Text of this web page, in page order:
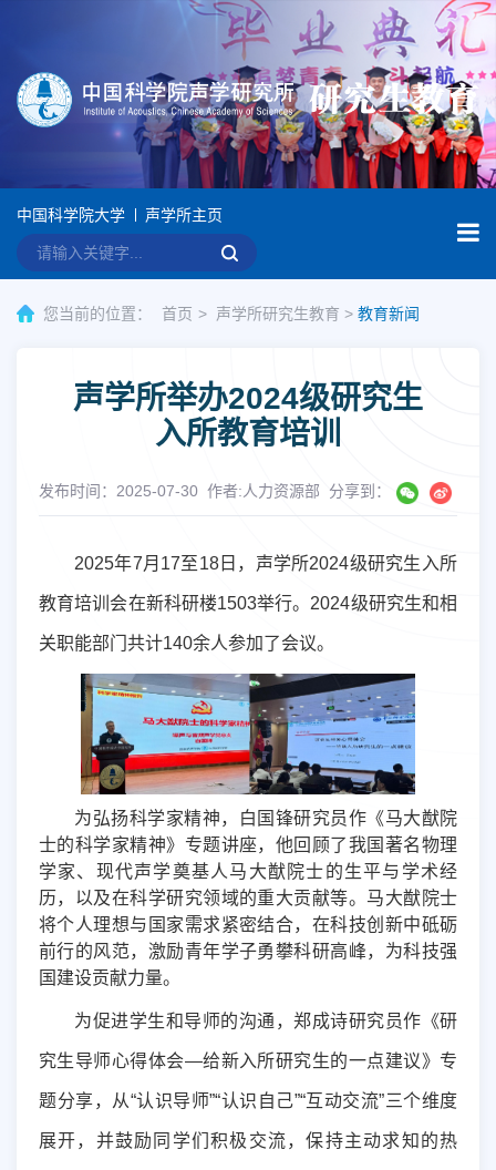
中国科学院大学 声学所主页
您当前的位置： 首页 声学所研究生教育 > 教育新闻
声学所举办2024级研究生
入所教育培训
发布时间：2025-07-30 作者:人力资源部 分享到：
2025年7月 17至18日，声学所2024级研究生入所
教育培训会在新科研楼1503举行。 2024级研究生和相
关职能部门共计140余人参加了会议。
为弘扬科学家精神，白国锋研究员作《马大猷院
士的科学家精神》专题讲座，他回顾了我国著名物理
学家、现代声学奠基人马大猷院士的生平与学术经
历，以及在科学研究领域的重大贡献等。马大猷院士
将个人理想与国家需求紧密结合，在科技创新中砥砺
前行的风范，激励青年学子勇攀科研高峰，为科技强
国建设贡献力量。
为促进学生和导师的沟通，郑成诗研究员作《研
究生导师心得体会—给新入所研究生的一点建议》专
题分享，从“认识导师”“认识自己”“互动交流”三个维度
展开，并鼓励同学们积极交流，保持主动求知的热